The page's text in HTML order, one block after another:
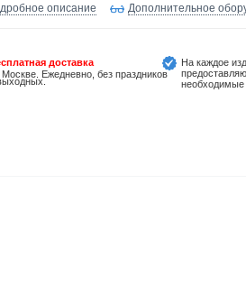
описание Дополнительное
доставка
Москве. Ежедневно, без праздников
На каждое